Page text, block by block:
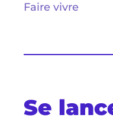
Faire vivre
Se